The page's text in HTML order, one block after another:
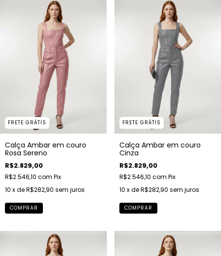
FRETE GRÁTIS
Calça Ambar em couro
Rosa Sereno
R$2.829,00
R$2.546,10 com Pix
10 x deR$282,90 sem juros
COMPRAR
FRETE GRÁTIS
Calça Ambar em couro
Cinza
R$2.829,00
R$2.546,10 com Pix
10 x deR$282,90 sem juros
COMPRAR